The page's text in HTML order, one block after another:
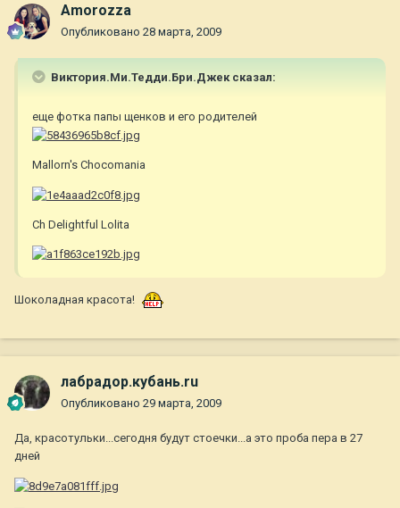
Amorozza
Опубликовано 28 марта, 2009
Виктория.Ми.Тедди.Бри.Джек сказал:
еще фотка папы щенков и его родителей
Mallorn's Chocomania
Ch Delightful Lolita
Шоколадная красота!
лабрадор.кубань.ru
Опубликовано 29 марта, 2009
Да, красотульки...сегодня будут стоечки...а это проба пера в 27
дней